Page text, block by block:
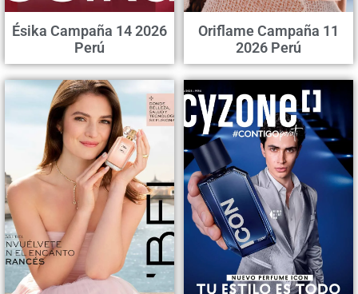
Ésika Campaña 14 2026
Perú
Oriflame Campaña 11
2026 Perú